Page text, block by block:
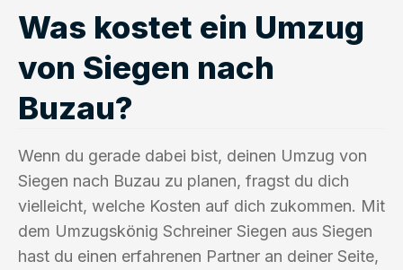
Was kostet ein Umzug
von Siegen nach
Buzau?
Wenn du gerade dabei bist, deinen Umzug von
Siegen nach Buzau zu planen, fragst du dich
vielleicht, welche Kosten auf dich zukommen. Mit
dem Umzugskönig Schreiner Siegen aus Siegen
hast du einen erfahrenen Partner an deiner Seite,